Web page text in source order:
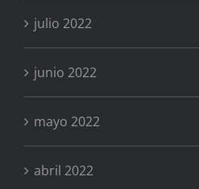
julio 2022
junio 2022
mayo 2022
abril 2022